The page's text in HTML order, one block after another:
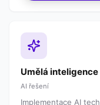
Umělá inteligence
AI řešení
Implementace AI